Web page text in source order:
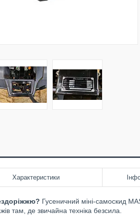
Характеристики
Гусеничний міні-самоскид
там, де звичайна техніка безсила.